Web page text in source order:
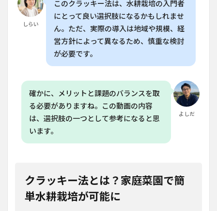
キー
法で
育て
どう
対処
すれ
ばよ
いで
す
か？
しらい
このクラッキー法は、水耕栽培の入門者
にとって良い選択肢になるかもしれませ
ん。ただ、実際の導入は地域や規模、経
営方針によって異なるため、慎重な検討
が必要です。
よしだ
確かに、メリットと課題のバランスを取
る必要がありますね。この動画の内容
は、選択肢の一つとして参考になると思
います。
クラッキー法とは？家庭菜園で簡
単水耕栽培が可能に